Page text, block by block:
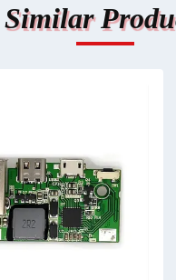
Similar